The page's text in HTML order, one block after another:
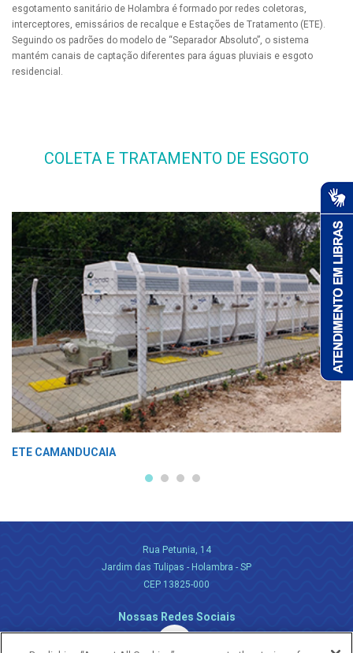
esgotamento sanitário de Holambra é formado por redes coletoras,
interceptores, emissários de recalque e Estações de Tratamento (ETE).
Seguindo os padrões do modelo de “Separador Absoluto”, o sistema
mantém canais de captação diferentes para águas pluviais e esgoto
residencial.
COLETA E TRATAMENTO DE ESGOTO
ETE CAMANDUCAIA
Rua Petunia, 14
Jardim das Tulipas - Holambra - SP
CEP 13825-000
Nossas Redes Sociais